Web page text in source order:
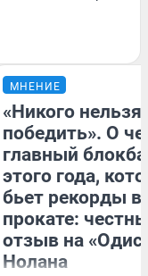
МНЕНИЕ
«Никого нельзя
победить». О
главный
этого года,
бьет рекорды в
прокате:
отзыв на
Нолана